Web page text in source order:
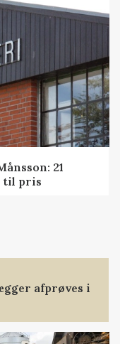
21
til pris
afprøves i